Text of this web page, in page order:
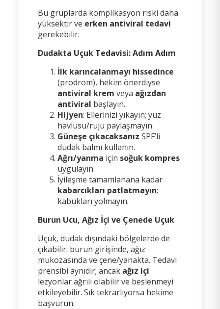
Bu gruplarda komplikasyon riski daha
yüksektir ve erken antiviral tedavi
gerekebilir.
Dudakta Uçuk Tedavisi: Adım Adım
İlk karıncalanmayı hissedince
(prodrom), hekim önerdiyse
antiviral krem veya ağızdan
antiviral başlayın.
Hijyen: Ellerinizi yıkayın; yüz
havlusu/ruju paylaşmayın.
Güneşe çıkacaksanız SPF’li
dudak balmı kullanın.
Ağrı/yanma için soğuk kompres
uygulayın.
İyileşme tamamlanana kadar
kabarcıkları patlatmayın;
kabukları yolmayın.
Burun Ucu, Ağız İçi ve Çenede Uçuk
Uçuk, dudak dışındaki bölgelerde de
çıkabilir: burun girişinde, ağız
mukozasında ve çene/yanakta. Tedavi
prensibi aynıdır; ancak ağız içi
lezyonlar ağrılı olabilir ve beslenmeyi
etkileyebilir. Sık tekrarlıyorsa hekime
başvurun.